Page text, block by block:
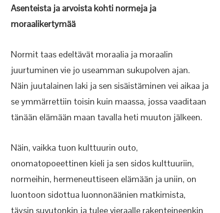
Asenteista ja arvoista kohti normeja ja
moraalikertymää
Normit taas edeltävät moraalia ja moraalin
juurtuminen vie jo useamman sukupolven ajan.
Näin juutalainen laki ja sen sisäistäminen vei aikaa ja
se ymmärrettiin toisin kuin maassa, jossa vaaditaan
tänään elämään maan tavalla heti muuton jälkeen.
Näin, vaikka tuon kulttuurin outo,
onomatopoeettinen kieli ja sen sidos kulttuuriin,
normeihin, hermeneuttiseen elämään ja uniin, on
luontoon sidottua luonnonäänien matkimista,
täysin suvutonkin ja tulee vieraalle rakenteineenkin